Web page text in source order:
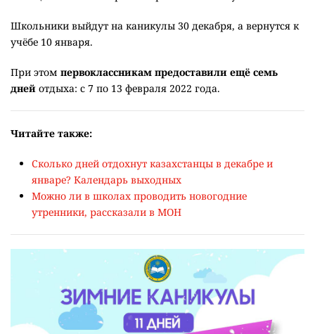
Школьники выйдут на каникулы 30 декабря, а вернутся к
учёбе 10 января.
При этом первоклассникам предоставили ещё семь
дней отдыха: с 7 по 13 февраля 2022 года.
Читайте также:
Сколько дней отдохнут казахстанцы в декабре и
январе? Календарь выходных
Можно ли в школах проводить новогодние
утренники, рассказали в МОН